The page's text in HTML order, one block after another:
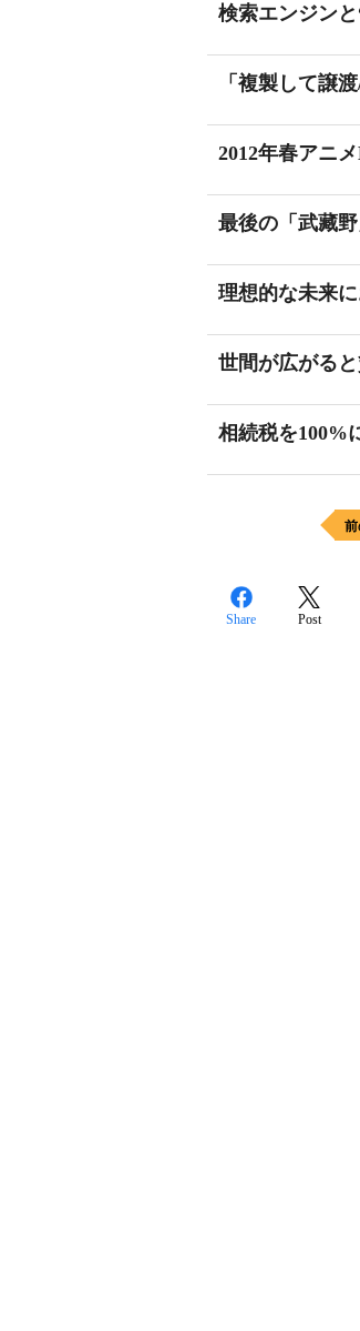
検索エンジン
「複製して譲
2012年春アニ
最後の「武藏
理想的な未来
世間が広がる
相続税を100%
Share Post